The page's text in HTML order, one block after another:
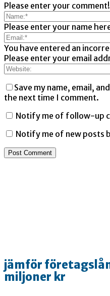
Please enter your comment!
Please enter your name
You have entered an
Please enter your email
Save my name, email,
the next time I comment.
Notify me of follow-up
Notify me of new posts
jämför
miljoner kr